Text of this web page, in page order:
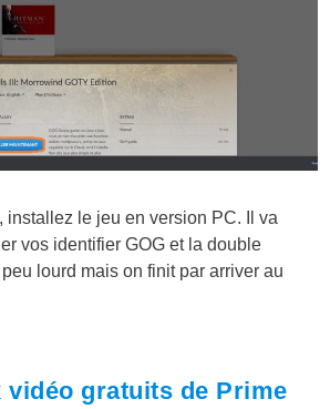
installez le jeu en version PC. Il va
vos identifier GOG et la double
lourd mais on finit par arriver au
vidéo gratuits de Prime